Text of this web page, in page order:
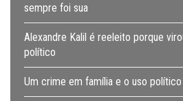
sempre foi sua
Alexandre Kalil é reeleito porque
político
Um crime em família e o uso